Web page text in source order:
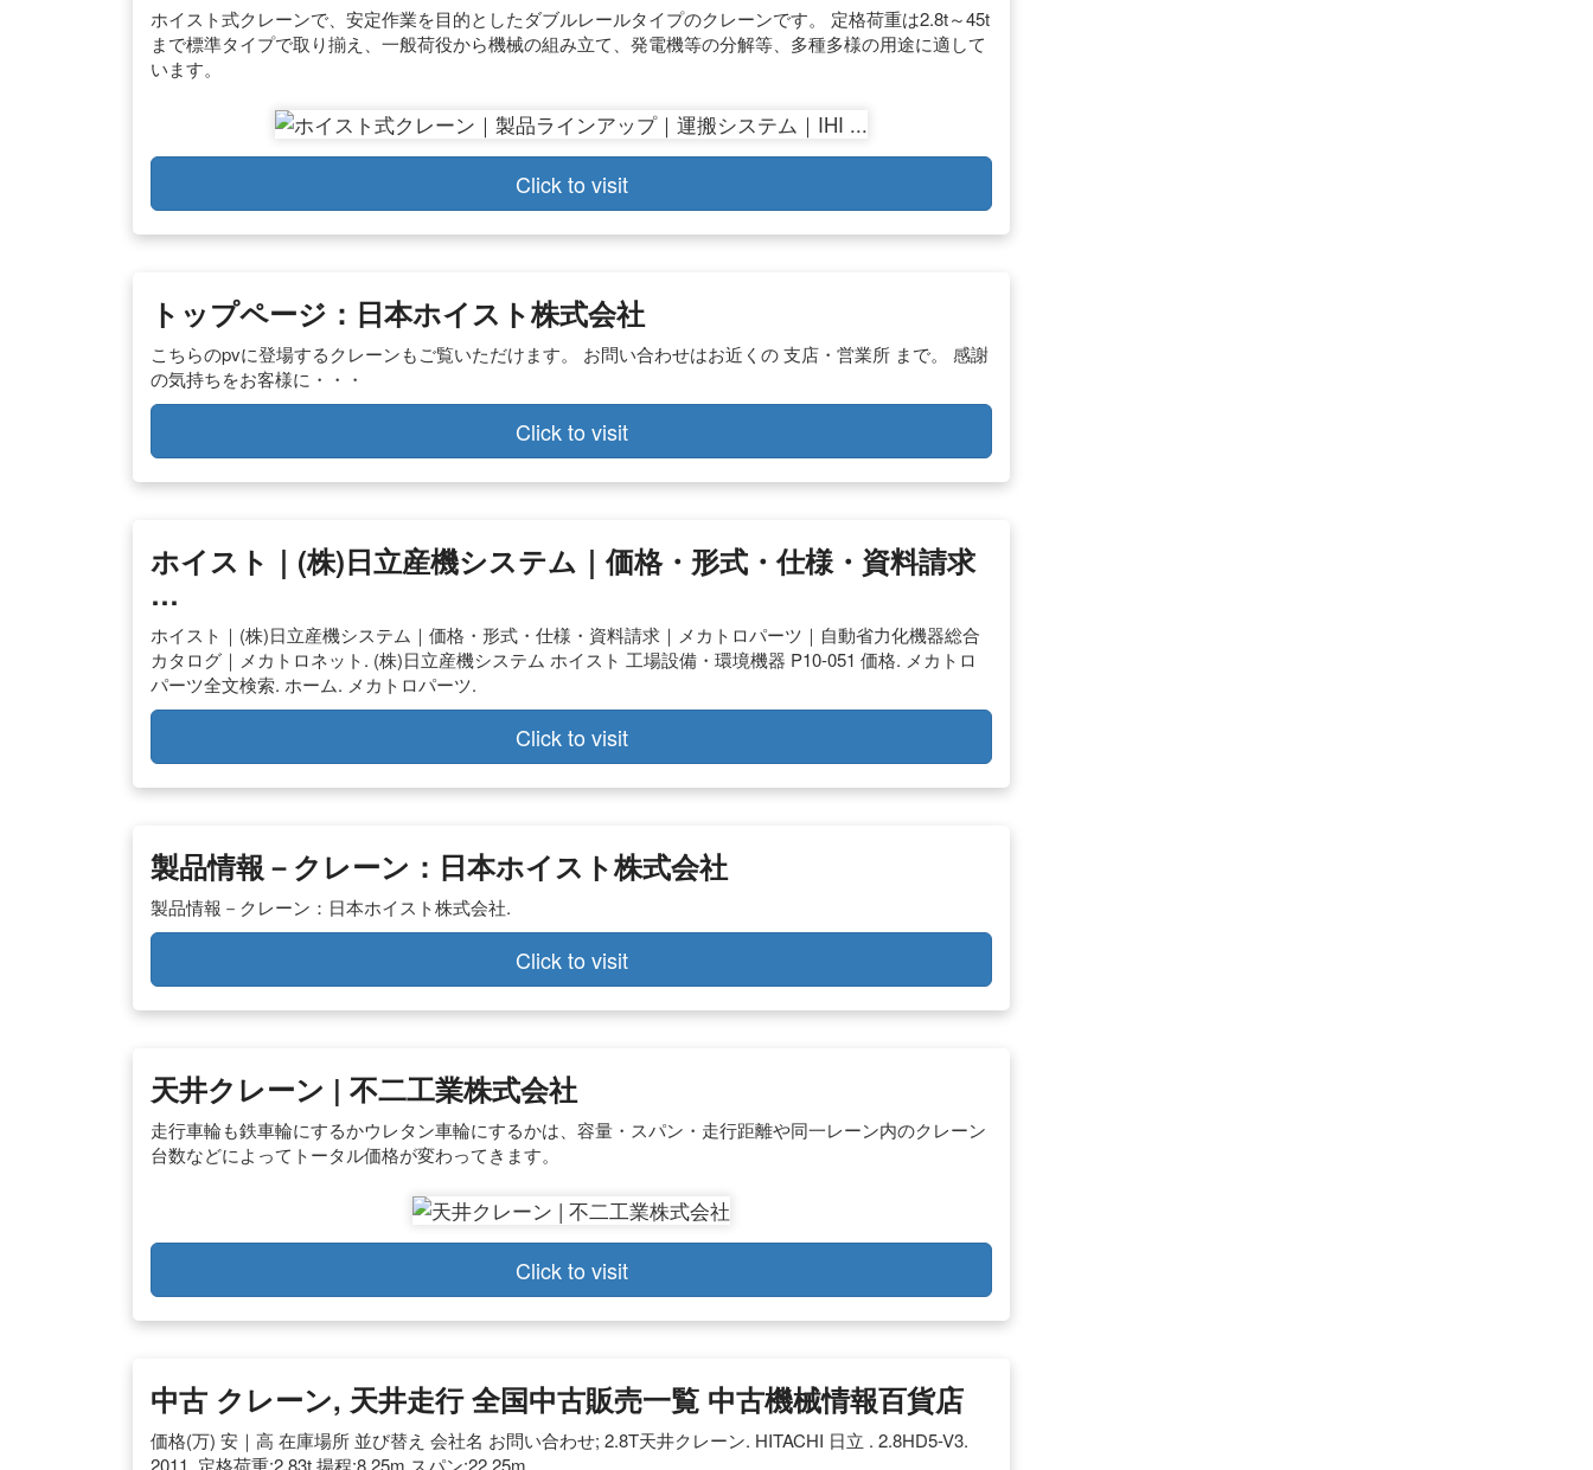
ホイスト式クレーンで、安定作業を目的としたダブルレールタイプのクレーンです。 定格荷重は2.8t～45t
まで標準タイプで取り揃え、一般荷役から機械の組み立て、発電機等の分解等、多種多様の用途に適して
います。
Click to visit
トップページ：日本ホイスト株式会社
こちらのpvに登場するクレーンもご覧いただけます。 お問い合わせはお近くの 支店・営業所 まで。 感謝
の気持ちをお客様に・・・
Click to visit
ホイスト｜(株)日立産機システム｜価格・形式・仕様・資料請求
…
ホイスト｜(株)日立産機システム｜価格・形式・仕様・資料請求｜メカトロパーツ｜自動省力化機器総合
カタログ｜メカトロネット. (株)日立産機システム ホイスト 工場設備・環境機器 P10-051 価格. メカトロ
パーツ全文検索. ホーム. メカトロパーツ.
Click to visit
製品情報－クレーン：日本ホイスト株式会社
製品情報－クレーン：日本ホイスト株式会社.
Click to visit
天井クレーン | 不二工業株式会社
走行車輪も鉄車輪にするかウレタン車輪にするかは、容量・スパン・走行距離や同一レーン内のクレーン
台数などによってトータル価格が変わってきます。
Click to visit
中古 クレーン, 天井走行 全国中古販売一覧 中古機械情報百貨店
価格(万) 安｜高 在庫場所 並び替え 会社名 お問い合わせ; 2.8T天井クレーン. HITACHI 日立 . 2.8HD5-V3.
2011. 定格荷重:2.83t 揚程:8.25m スパン:22.25m